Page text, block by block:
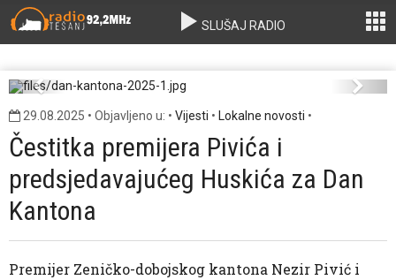
SLUŠAJ RADIO
Previous Next
29.08.2025 • Objavljeno u: • Vijesti • Lokalne novosti •
Čestitka premijera Pivića i
predsjedavajućeg Huskića za Dan
Kantona
Premijer Zeničko-dobojskog kantona Nezir Pivić i